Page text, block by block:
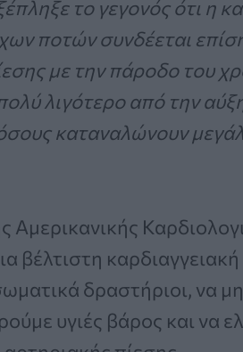
το γεγονός ότι η
ποτών συνδέεται
με την πάροδο του
λιγότερο από την
καταναλώνουν
βέλτιστη
δραστήριοι, να
υγιές βάρος και να